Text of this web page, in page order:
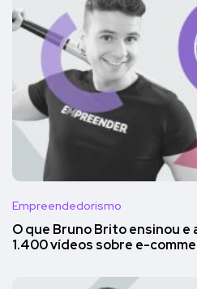
Empreendedorismo
O que Bruno Brito ensinou e
1.400 vídeos sobre e-